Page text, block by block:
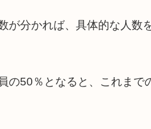
が分かれば、具体的な人数
の50％となると、これまで